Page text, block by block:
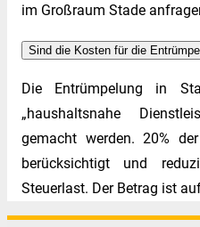
im Großraum Stade
Sind die Kosten für die
Die Entrümpelung in
„haushaltsnahe
gemacht werden. 20%
berücksichtigt und
Steuerlast. Der Betrag ist